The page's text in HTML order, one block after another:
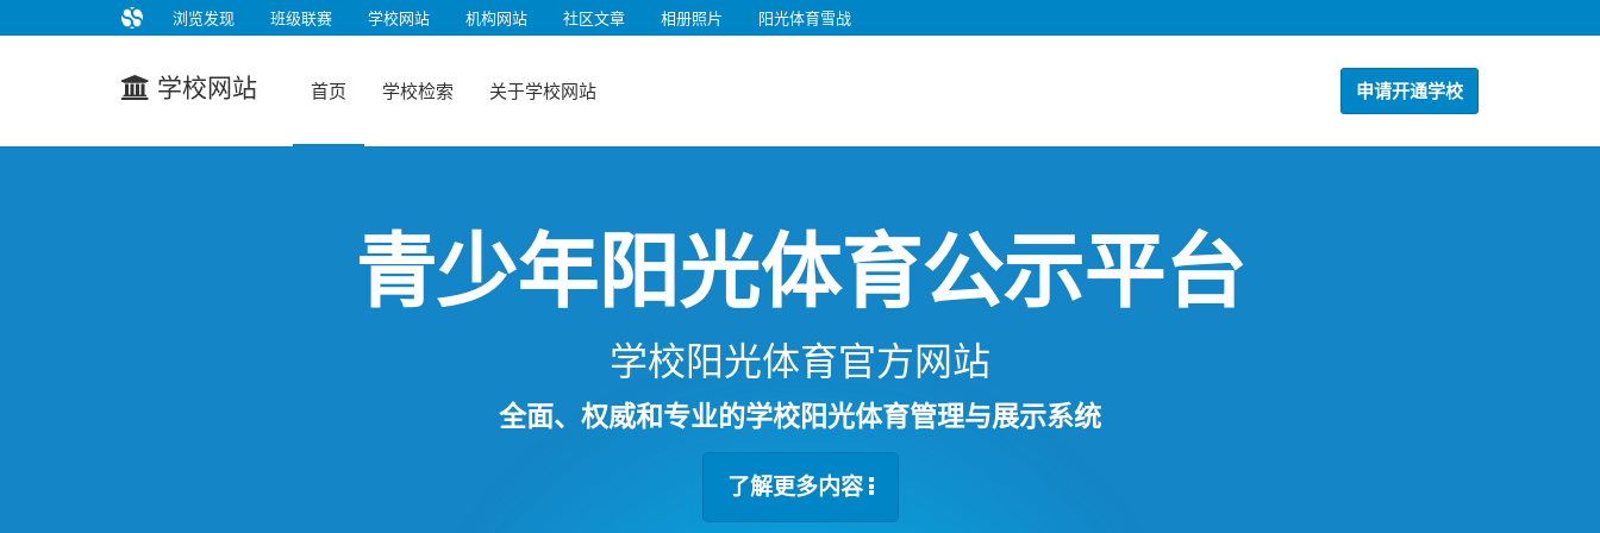
浏览发现 班级联赛 学校网站 机构网站 社区文章 相册照片 阳光体育雪战
学校网站 首页 学校检索 关于学校网站 申请开通学校
青少年阳光体育公示平台
学校阳光体育官方网站
全面、权威和专业的学校阳光体育管理与展示系统
了解更多内容